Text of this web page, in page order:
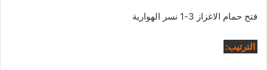
فتح حمام الاغزاز 3-1 نسر الهوارية
الترتيب: